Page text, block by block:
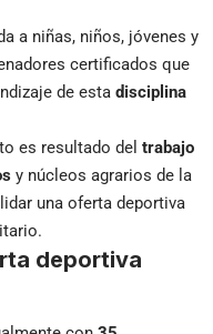
a niñas, niños, jóvenes y
certificados que
de esta disciplina
es resultado del trabajo
y núcleos agrarios de la
una oferta deportiva
deportiva